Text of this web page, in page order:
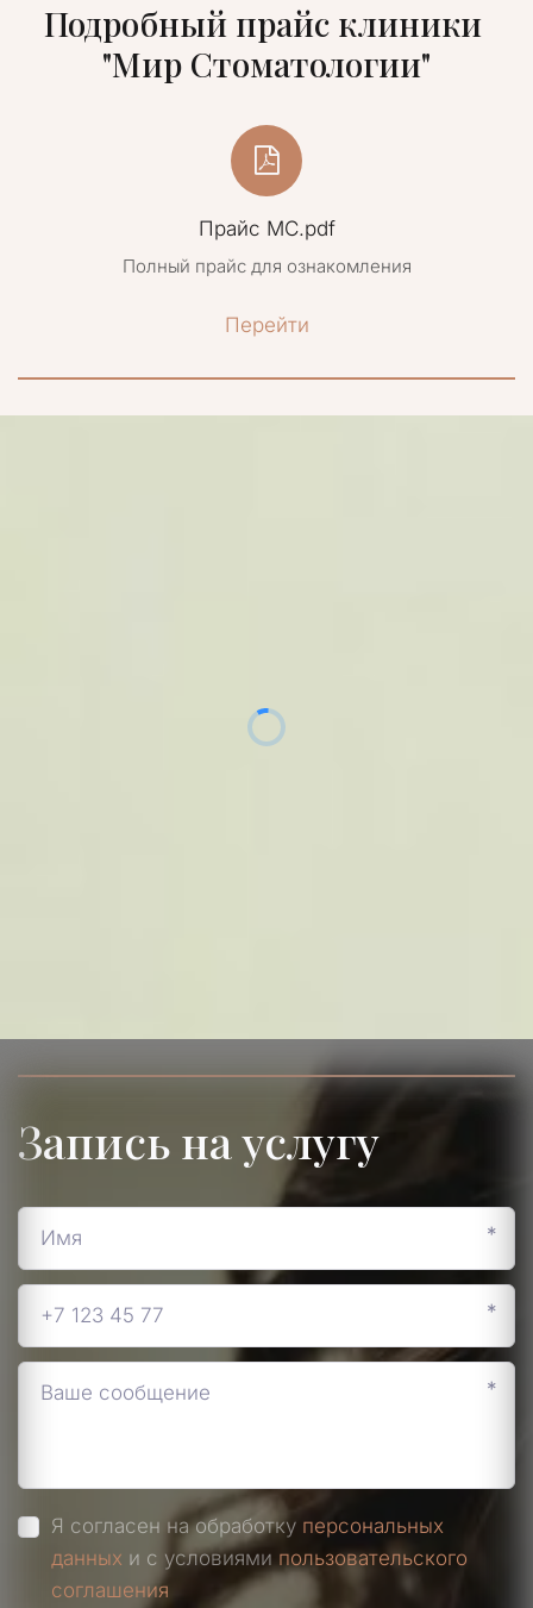
Подробный прайс клиники
"Мир Стоматологии"
Прайс МС.pdf
Полный прайс для ознакомления
Перейти
Запись на услугу
*
*
*
Я согласен на обработку персональных
данных и с условиями пользовательского
соглашения